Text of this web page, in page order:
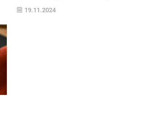
Kürtleri temsil edemez. Şimdi açıkça
19.11.2024